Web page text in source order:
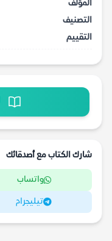
المؤلف
التصنيف
التقييم
شارك الكتاب مع أصدقائك
واتساب
تيليجرام